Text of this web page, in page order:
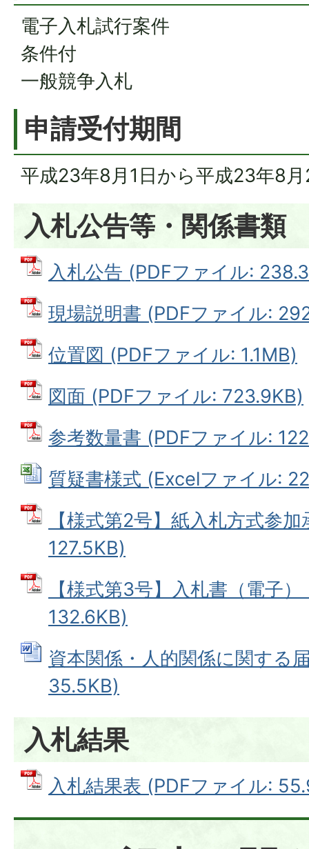
電子入札試行案件
条件付
一般競争入札
申請受付期間
平成23年8月1日から平成23年8
入札公告等・関係書類
入札公告 (PDFファイル:
現場説明書 (PDFファイル:
位置図 (PDFファイル: 1.1MB)
図面 (PDFファイル: 723.9KB)
参考数量書 (PDFファイル:
質疑書様式 (Excelファイル:
【様式第2号】紙入札方式参
127.5KB)
【様式第3号】入札書（電子
132.6KB)
資本関係・人的関係に関する
35.5KB)
入札結果
入札結果表 (PDFファイル: